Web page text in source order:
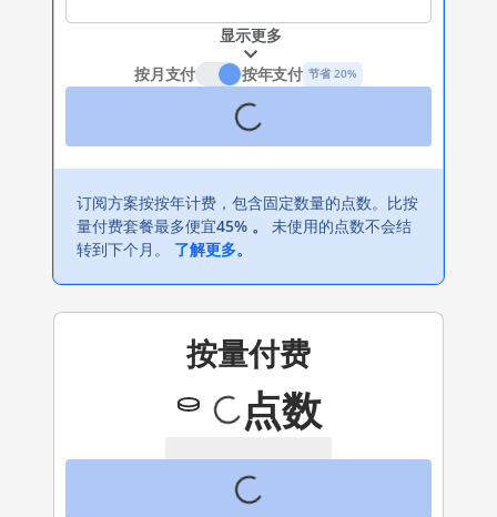
显示更多
按月支付
按年支付 节省 20%
订阅方案按按年计费，包含固定数量的点数。比按
量付费套餐最多便宜45% 。
未使用的点数不会结
转到下个月。
了解更多。
按量付费
点数